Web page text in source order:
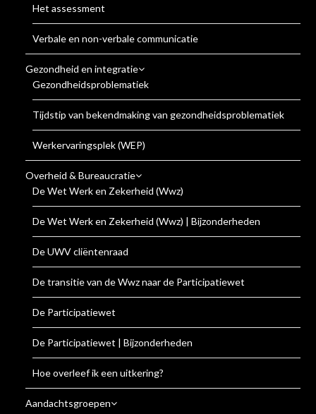
Het assessment
Verbale en non-verbale communicatie
Gezondheid en integratie
Gezondheidsproblematiek
Tijdstip van bekendmaking van gezondheidsproblematiek
Werkervaringsplek (WEP)
Overheid & Bureaucratie
De Wet Werk en Zekerheid (Wwz)
De Wet Werk en Zekerheid (Wwz) | Bijzonderheden
De UWV cliëntenraad
De transitie van de Wwz naar de Participatiewet
De Participatiewet
De Participatiewet | Bijzonderheden
Hoe overleef ik een uitkering?
Aandachtsgroepen